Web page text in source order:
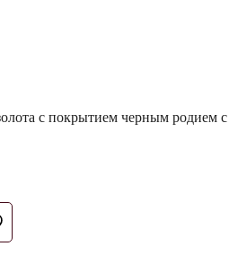
с покрытием черным родием